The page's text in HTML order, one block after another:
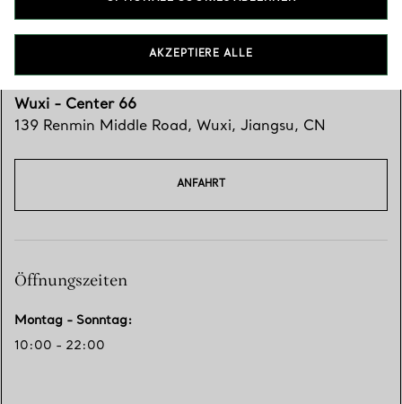
Wuxi - Center 66
139 Renmin Middle Road, Wuxi, Jiangsu, CN
ANFAHRT
Öffnungszeiten
Montag - Sonntag:
10:00 - 22:00
AKZEPTIERE ALLE